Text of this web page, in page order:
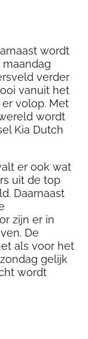
wordt
verder
vanuit het
volop. Met
wordt
Kia Dutch
er ook wat
uit de top
Daarnaast
zijn er in
De
als voor het
gelijk
wordt